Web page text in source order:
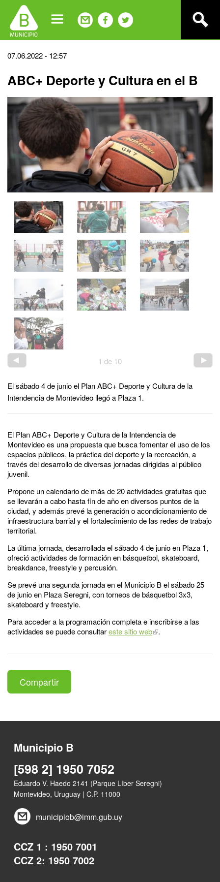
navigation
Back
top
07.06.2022 - 12:57
ABC+ Deporte y Cultura en el B
1 de 10
El sábado 4 de junio el Plan ABC+ Deporte y Cultura de la
Intendencia de Montevideo llegó a Plaza 1.
El Plan ABC+ Deporte y Cultura de la Intendencia de
Montevideo es una propuesta que busca fomentar el uso de los
espacios públicos, la práctica del deporte y la recreación, a
través del desarrollo de diversas jornadas dirigidas al público
juvenil.
Propone un calendario de más de 20 actividades gratuitas que
se llevarán a cabo hasta fin de año en diversos puntos de la
ciudad, y además prevé la generación o acondicionamiento de
infraestructura barrial y el fortalecimiento de las redes de trabajo
territorial.
La última jornada, desarrollada el sábado 4 de junio en Plaza 1,
ofreció actividades de formación en básquetbol, skateboard,
breakdance, freestyle y percusión.
Se prevé una segunda jornada en el Municipio B el sábado 25
de junio en Plaza Seregni, con torneos de básquetbol 3x3,
skateboard y freestyle.
Para acceder a la programación completa e inscribirse a las
actividades se puede consultareste sitio web .
Compartir
Municipio B
[598 2] 1950 7052
Eduardo V. Haedo 2141 (Parque Líber Seregni)
Montevideo, Uruguay | C.P. 11000
municipiob@imm.gub.uy
CCZ 1 : 1950 7001
CCZ 2: 1950 7002